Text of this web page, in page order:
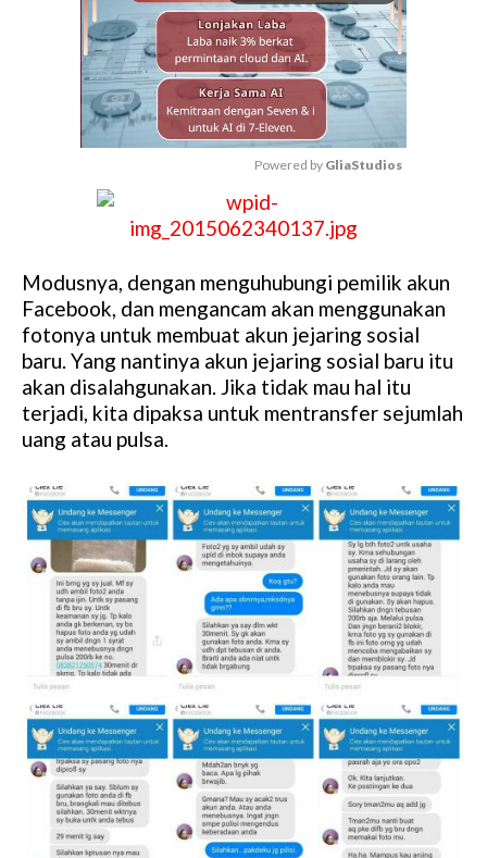
u
Powered by GliaStudios
Modusnya, dengan menguhubungi pemilik akun
Facebook, dan mengancam akan menggunakan
fotonya untuk membuat akun jejaring sosial
baru. Yang nantinya akun jejaring sosial baru itu
akan disalahgunakan. Jika tidak mau hal itu
terjadi, kita dipaksa untuk mentransfer sejumlah
uang atau pulsa.